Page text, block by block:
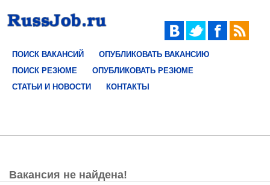
ПОИСК ВАКАНСИЙ
ОПУБЛИКОВАТЬ ВАКАНСИЮ
ПОИСК РЕЗЮМЕ
ОПУБЛИКОВАТЬ РЕЗЮМЕ
СТАТЬИ И НОВОСТИ
КОНТАКТЫ
Вакансия не найдена!